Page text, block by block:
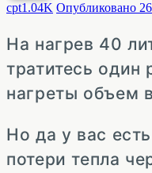
cpt1.04K Опубликовано
На нагрев 40
тратитесь один
нагреты объем
Но да у вас
потери тепла